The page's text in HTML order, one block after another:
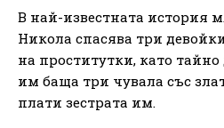
В най-известната история
Никола спасява три
на проститутки, като
им баща три чувала със
плати зестрата им.